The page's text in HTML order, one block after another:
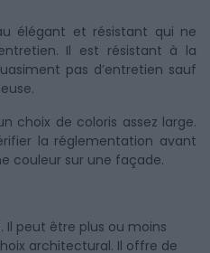
élégant et résistant qui ne
Il est résistant à la
pas d’entretien sauf
choix de coloris assez large.
la réglementation avant
couleur sur une façade.
Il peut être plus ou moins
architectural. Il offre de